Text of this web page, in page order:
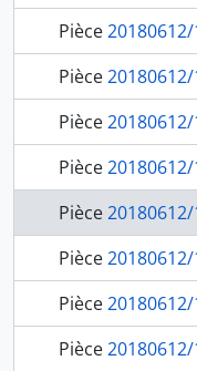
Pièce20180612/1-136 - communiqué informant de la
Pièce20180612/1-137 - lettre informant de l’ordre de
Pièce20180612/1-138 - lettre informant de l’ordre de payer
Pièce20180612/1-139 - lettre informant de la décision de charger les
Pièce20180612/1-140 - lettre accusant
Pièce20180612/1-141 - lettre concernant les
Pièce20180612/1-142 - lettre confirmant
Pièce20180612/1-143 - lettre jointe au